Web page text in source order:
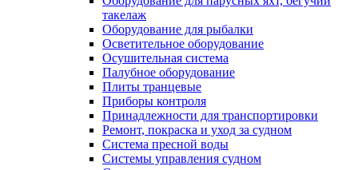
такелаж
Оборудование для рыбалки
Осветительное оборудование
Осушительная система
Палубное оборудование
Плиты транцевые
Приборы контроля
Принадлежности для транспортировки
Ремонт, покраска и уход за судном
Система пресной воды
Системы управления судном